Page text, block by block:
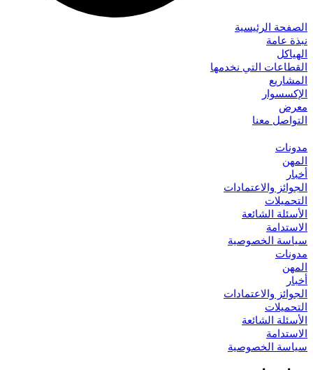
الصفحة الرئيسية
نبذة عامة
الهياكل
القطاعات التي نخدمها
المشاريع
الإكسسوار
معرض
التواصل معنا
مدونات
المهن
أخبار
الجوائز والاعتمادات
التحميلات
الأسئلة الشائعة
الاستدامة
سياسة الخصوصية
مدونات
المهن
أخبار
الجوائز والاعتمادات
التحميلات
الأسئلة الشائعة
الاستدامة
سياسة الخصوصية